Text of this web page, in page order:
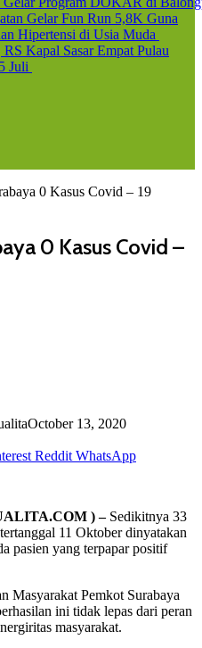
Gelar Fun Run 5,8K Guna
Hipertensi di Usia Muda
Kapal Sasar Empat Pulau
Juli
0 Kasus Covid – 19
0 Kasus Covid –
October 13, 2020
Reddit WhatsApp
) –Sedikitnya 33
11 Oktober dinyatakan
pasien yang terpapar positif
Masyarakat Pemkot Surabaya
ini tidak lepas dari peran
masyarakat.